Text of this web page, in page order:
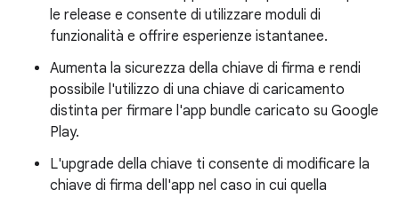
le release e consente di utilizzare moduli di
funzionalità e offrire esperienze istantanee.
Aumenta la sicurezza della chiave di firma e rendi
possibile l'utilizzo di una chiave di caricamento
distinta per firmare l'app bundle caricato su Google
Play.
L'upgrade della chiave ti consente di modificare la
chiave di firma dell'app nel caso in cui quella